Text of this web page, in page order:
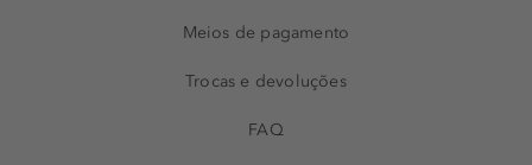
Meios de pagamento
Trocas e devoluções
FAQ